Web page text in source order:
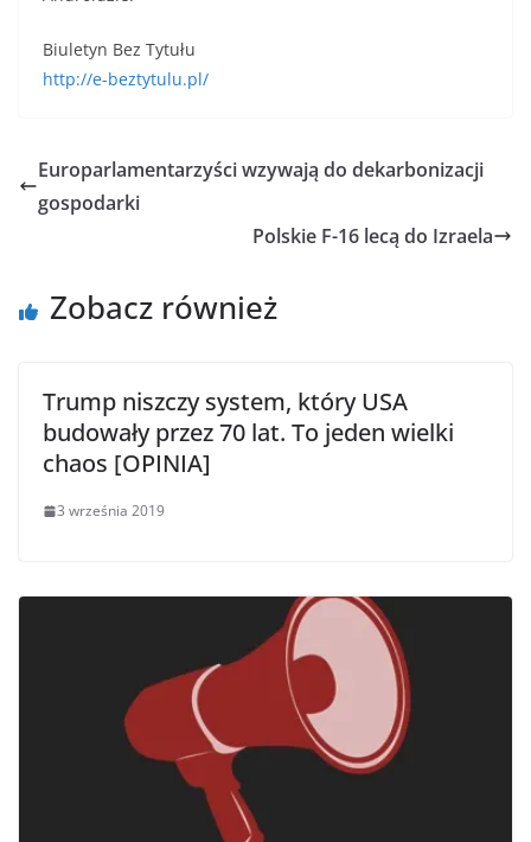
Biuletyn Bez Tytułu
http://e-beztytulu.pl/
Europarlamentarzyści wzywają do dekarbonizacji
gospodarki
Polskie F-16 lecą do Izraela
Zobacz również
Trump niszczy system, który USA
budowały przez 70 lat. To jeden wielki
chaos [OPINIA]
3 września 2019